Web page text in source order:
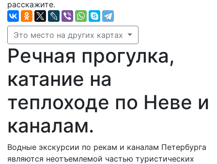
расскажите.
Это место на других картах
Речная прогулка,
катание на
теплоходе по Неве и
каналам.
Водные экскурсии по рекам и каналам Петербурга
являются неотъемлемой частью туристических